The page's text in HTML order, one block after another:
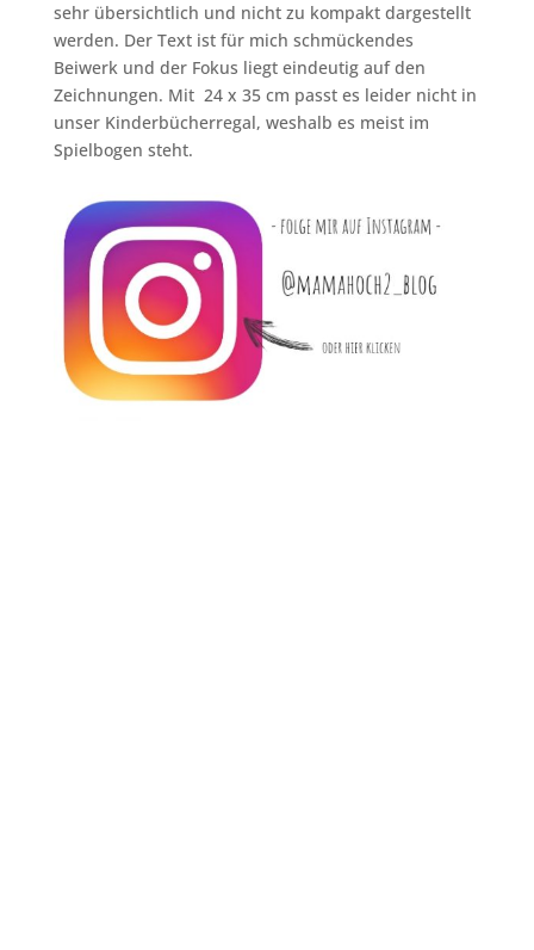
sehr übersichtlich und nicht zu kompakt dargestellt
werden. Der Text ist für mich schmückendes
Beiwerk und der Fokus liegt eindeutig auf den
Zeichnungen. Mit 24 x 35 cm passt es leider nicht in
unser Kinderbücherregal, weshalb es meist im
Spielbogen steht.